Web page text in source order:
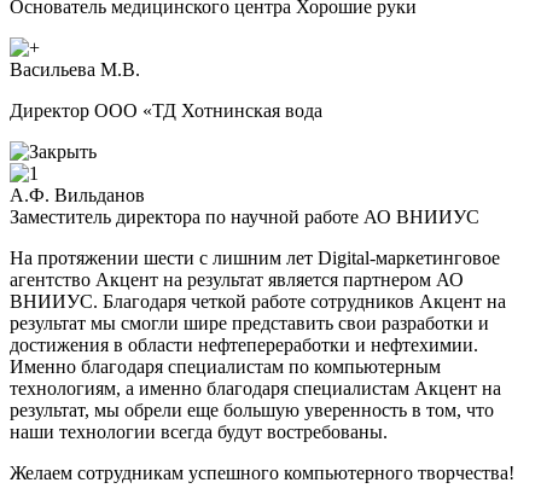
Основатель медицинского центра Хорошие руки
Васильева М.В.
Директор ООО «ТД Хотнинская вода
А.Ф. Вильданов
Заместитель директора по научной работе АО ВНИИУС
На протяжении шести с лишним лет Digital-маркетинговое
агентство Акцент на результат является партнером АО
ВНИИУС. Благодаря четкой работе сотрудников Акцент на
результат мы смогли шире представить свои разработки и
достижения в области нефтепереработки и нефтехимии.
Именно благодаря специалистам по компьютерным
технологиям, а именно благодаря специалистам Акцент на
результат, мы обрели еще большую уверенность в том, что
наши технологии всегда будут востребованы.
Желаем сотрудникам успешного компьютерного творчества!